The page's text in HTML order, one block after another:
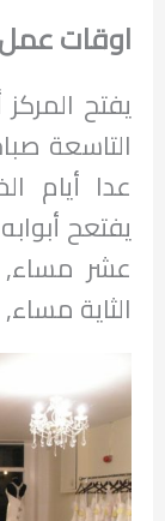
اوقات عمل
يفتح
التاسعة
عدا أيام
يفتعح
عشر مساء,
الثاية